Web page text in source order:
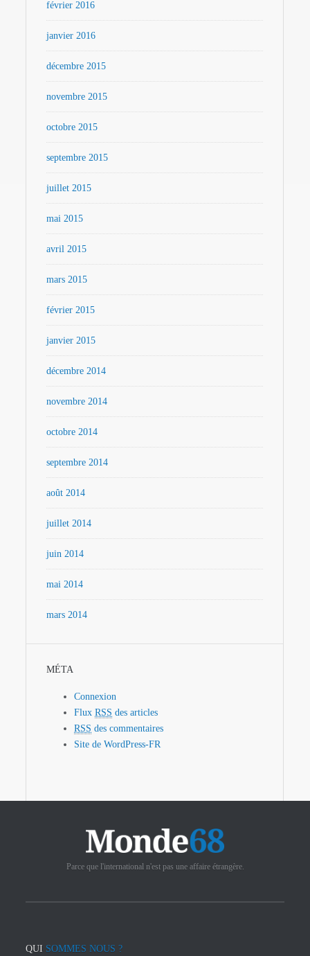
février 2016
janvier 2016
décembre 2015
novembre 2015
octobre 2015
septembre 2015
juillet 2015
mai 2015
avril 2015
mars 2015
février 2015
janvier 2015
décembre 2014
novembre 2014
octobre 2014
septembre 2014
août 2014
juillet 2014
juin 2014
mai 2014
mars 2014
MÉTA
Connexion
FluxRSS des articles
RSS des commentaires
Site de WordPress-FR
Parce que l'international n'est pas une affaire étrangère.
QUI SOMMES NOUS ?